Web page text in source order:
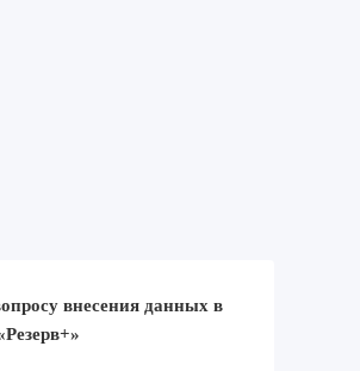
внесения данных в